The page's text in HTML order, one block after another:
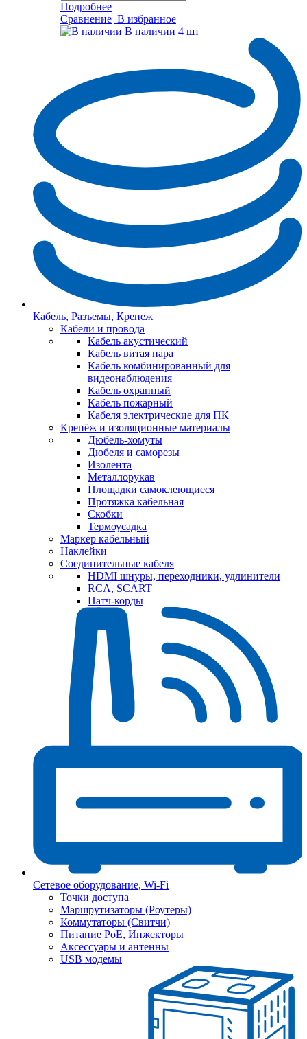
Подробнее
Сравнение В избранное
В наличии 4 шт
Кабель, Разъемы, Крепеж
Кабели и провода
Кабель акустический
Кабель витая пара
Кабель комбинированный для
видеонаблюдения
Кабель охранный
Кабель пожарный
Кабеля электрические для ПК
Крепёж и изоляционные материалы
Дюбель-хомуты
Дюбеля и саморезы
Изолента
Металлорукав
Площадки самоклеющиеся
Протяжка кабельная
Скобки
Термоусадка
Маркер кабельный
Наклейки
Соединительные кабеля
HDMI шнуры, переходники, удлинители
RCA, SCART
Патч-корды
Сетевое оборудование, Wi-Fi
Точки доступа
Маршрутизаторы (Роутеры)
Коммутаторы (Свитчи)
Питание PoE, Инжекторы
Аксессуары и антенны
USB модемы